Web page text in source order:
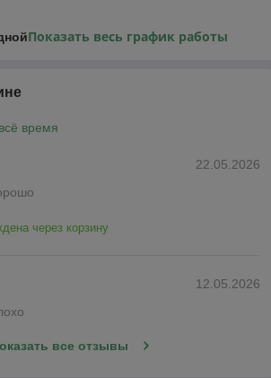
Показать весь график работы
время
22.05.2026
через корзину
12.05.2026
все отзывы